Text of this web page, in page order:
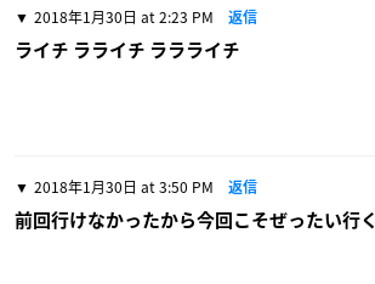
2018年1月30日 at 2:23 PM 返信
ライチ ラライチ ララライチ
2018年1月30日 at 3:50 PM 返信
前回行けなかったから今回こそぜったい行く